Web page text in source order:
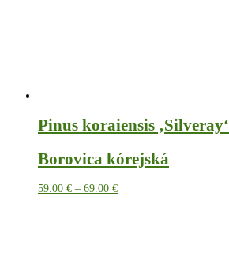
Pinus koraiensis ‚Silveray‘
Borovica kórejská
59.00 € – 69.00 €Price